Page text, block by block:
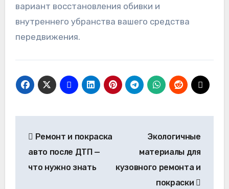
вариант восстановления обивки и
внутреннего убранства вашего средства
передвижения.
по
записям
Ремонт и покраска
авто после ДТП —
что нужно знать
Экологичные
материалы для
кузовного ремонта и
покраски